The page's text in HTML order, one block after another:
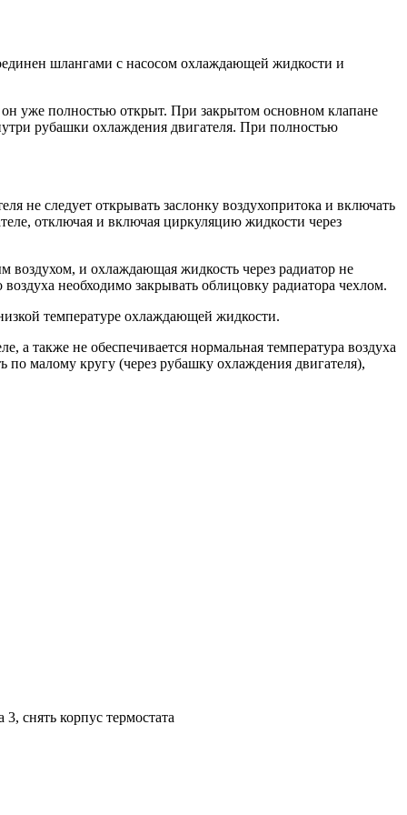
шлангами с насосом охлаждающей жидкости и
уже полностью открыт. При закрытом основном клапане
рубашки охлаждения двигателя. При полностью
не следует открывать заслонку воздухопритока и включать
отключая и включая циркуляцию жидкости через
воздухом, и охлаждающая жидкость через радиатор не
необходимо закрывать облицовку радиатора чехлом.
температуре охлаждающей жидкости.
а также не обеспечивается нормальная температура воздуха
по малому кругу (через рубашку охлаждения двигателя),
снять корпус термостата